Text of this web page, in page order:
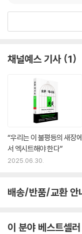
벼농사 체제에서 발흥한
적 의무에 충실했다. 시민
이는 벼농사 체제하 소농
그 경쟁의 산물은 세 개
반으로 소득을 창출할 여
을 노후 소득으로 소비
고 노후 소비를 감당하기
곳이 없는 하층의 자산 빈
늘날 우리가 목도하고 있
그리고 그 이후에도 이러
--- p.274~75, 「4장 벼농
채널예스 기사 1
“우리는 이 불평등의 새장에
서 엑시트해야 한다”
2025.06.30.
배송/반품/교환 안
이 분야 베스트셀러